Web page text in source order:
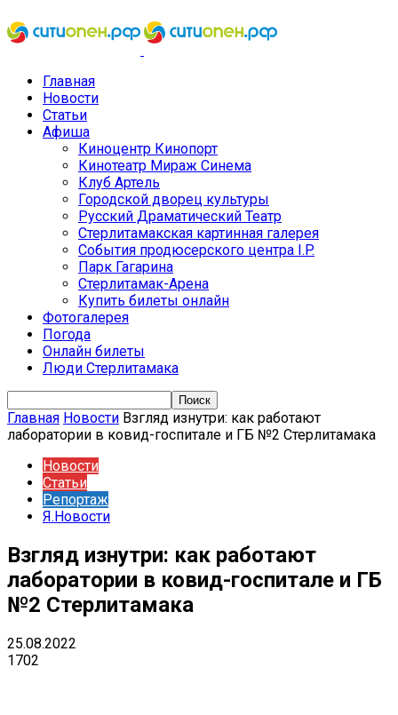
Главная
Новости
Статьи
Афиша
Киноцентр Кинопорт
Кинотеатр Мираж Синема
Клуб Артель
Городской дворец культуры
Русский Драматический Театр
Стерлитамакская картинная галерея
События продюсерского центра I.P.
Парк Гагарина
Стерлитамак-Арена
Купить билеты онлайн
Фотогалерея
Погода
Онлайн билеты
Люди Стерлитамака
Главная Новости Взгляд изнутри: как работают
лаборатории в ковид-госпитале и ГБ №2 Стерлитамака
Новости
Статьи
Репортаж
Я.Новости
Взгляд изнутри: как работают
лаборатории в ковид-госпитале и ГБ
№2 Стерлитамака
25.08.2022
1702